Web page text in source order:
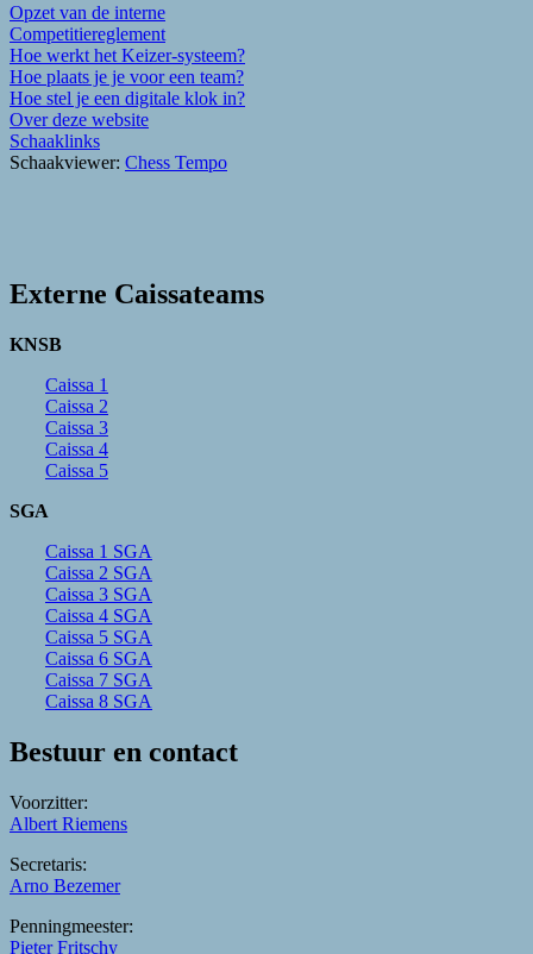
Opzet van de interne
Competitiereglement
Hoe werkt het Keizer-systeem?
Hoe plaats je je voor een team?
Hoe stel je een digitale klok in?
Over deze website
Schaaklinks
Schaakviewer: Chess Tempo
Externe Caissateams
KNSB
Caissa 1
Caissa 2
Caissa 3
Caissa 4
Caissa 5
SGA
Caissa 1 SGA
Caissa 2 SGA
Caissa 3 SGA
Caissa 4 SGA
Caissa 5 SGA
Caissa 6 SGA
Caissa 7 SGA
Caissa 8 SGA
Bestuur en contact
Voorzitter:
Albert Riemens
Secretaris:
Arno Bezemer
Penningmeester:
Pieter Fritschy